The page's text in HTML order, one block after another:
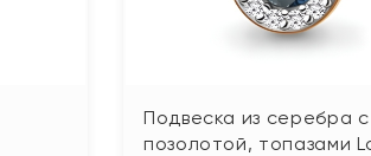
Подвеска из серебра с
позолотой, топазами